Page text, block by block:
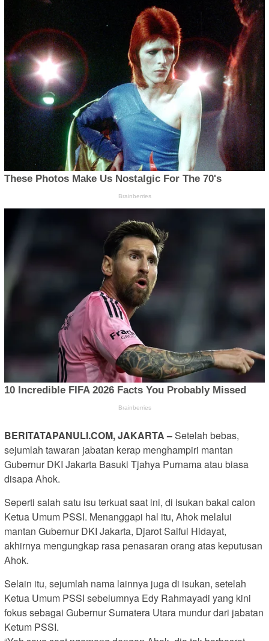
BERITATAPANULI.COM, JAKARTA –Setelah bebas,
sejumlah tawaran jabatan kerap menghampiri mantan
Gubernur DKI Jakarta Basuki Tjahya Purnama atau biasa
disapa Ahok.
Seperti salah satu isu terkuat saat ini, di isukan bakal calon
Ketua Umum PSSI. Menanggapi hal itu, Ahok melalui
mantan Gubernur DKI Jakarta, Djarot Saiful Hidayat,
akhirnya mengungkap rasa penasaran orang atas keputusan
Ahok.
Selain itu, sejumlah nama lainnya juga di isukan, setelah
Ketua Umum PSSI sebelumnya Edy Rahmayadi yang kini
fokus sebagai Gubernur Sumatera Utara mundur dari jabatan
Ketum PSSI.